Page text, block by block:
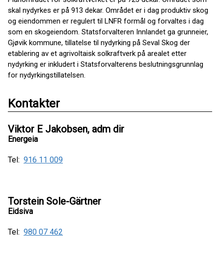
skal nydyrkes er på 913 dekar. Området er i dag produktiv skog
og eiendommen er regulert til LNFR formål og forvaltes i dag
som en skogeiendom. Statsforvalteren Innlandet ga grunneier,
Gjøvik kommune, tillatelse til nydyrking på Seval Skog der
etablering av et agrivoltaisk solkraftverk på arealet etter
nydyrking er inkludert i Statsforvalterens beslutningsgrunnlag
for nydyrkingstillatelsen.
Kontakter
Viktor E Jakobsen, adm dir
Energeia
Tel: 916 11 009
Torstein Sole-Gärtner
Eidsiva
Tel: 980 07 462